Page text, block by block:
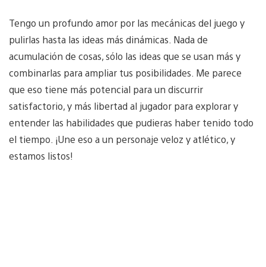
Tengo un profundo amor por las mecánicas del juego y
pulirlas hasta las ideas más dinámicas. Nada de
acumulación de cosas, sólo las ideas que se usan más y
combinarlas para ampliar tus posibilidades. Me parece
que eso tiene más potencial para un discurrir
satisfactorio, y más libertad al jugador para explorar y
entender las habilidades que pudieras haber tenido todo
el tiempo. ¡Une eso a un personaje veloz y atlético, y
estamos listos!